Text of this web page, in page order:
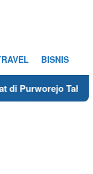
BISNIS
2025